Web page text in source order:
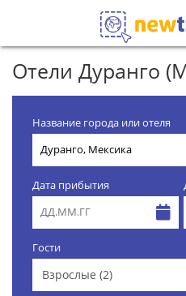
Отели Дуранго
Название города или отеля
Дата прибытия
Гости
Взрослые (2)